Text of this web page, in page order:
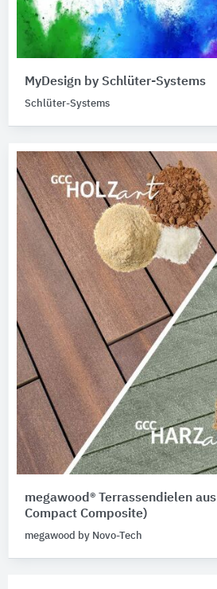
MyDesign by Schlüter-Systems
Schlüter-Systems
megawood® Terrassendielen aus
Compact Composite)
megawood by Novo-Tech